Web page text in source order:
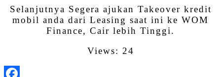
Selanjutnya Segera ajukan Takeover kredit
mobil anda dari Leasing saat ini ke WOM
Finance, Cair lebih Tinggi.
Views: 24